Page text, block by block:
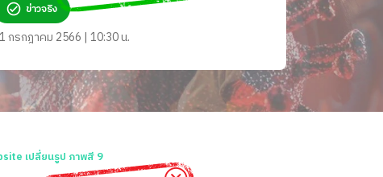
ข่าวจริง
กรกฎาคม 2566 | 10:30 น.